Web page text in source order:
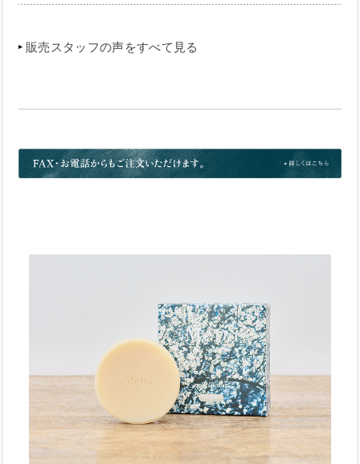
販売スタッフの声をすべて見る